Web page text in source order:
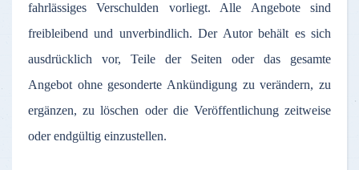
fahrlässiges
Verschulden vorliegt. Alle Angebote
sind
freibleibend und unverbindlich.Der Autor behält es sich
ausdrücklich
vor, Teile der Seiten oder das
gesamte
Angebot ohne gesonderte Ankündigung zu verändern,zu
ergänzen,zu löschen oderdie Veröffentlichung zeitweise
oder endgültig einzustellen.